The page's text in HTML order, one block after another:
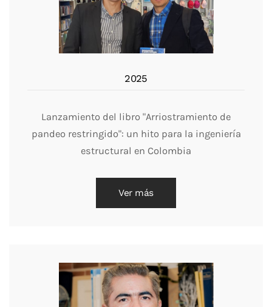
2025
Lanzamiento del libro "Arriostramiento de
pandeo restringido": un hito para la ingeniería
estructural en Colombia
Ver más